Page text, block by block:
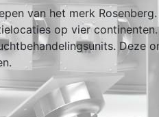
van het merk
op vier
Deze